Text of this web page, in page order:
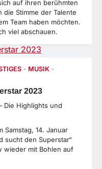
auf ihren berühmten
Stimme der Talente
Team haben möchten.
viel abschauen.
MUSIK
2023
Die Highlights und
Samstag, 14. Januar
sucht den Superstar“
wieder mit Bohlen auf